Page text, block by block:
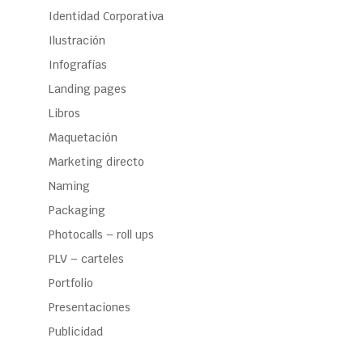
Identidad Corporativa
Ilustración
Infografías
Landing pages
Libros
Maquetación
Marketing directo
Naming
Packaging
Photocalls – roll ups
PLV – carteles
Portfolio
Presentaciones
Publicidad